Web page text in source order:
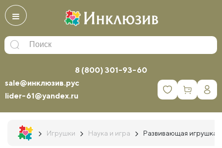
8 (800) 301-93-60
sale@инклюзив.рус
lider-61@yandex.ru
0
Игрушки Наука и игра Развивающая игрушка